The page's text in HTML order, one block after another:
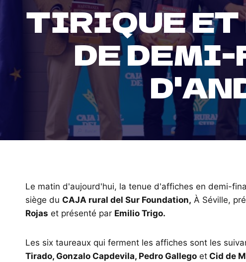
TIRIQUE ET
DE
Le matin d'aujourd'hui, la tenue d'affiches en demi-
siège du CAJA rural del Sur Foundation, À Séville,
Rojas et présenté par Emilio Trigo.
Les six taureaux qui ferment les affiches sont les
Tirado, Gonzalo Capdevila, Pedro Gallego et Cid de